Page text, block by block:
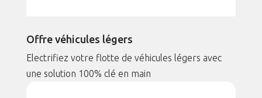
Offre véhicules légers
Electrifiez votre flotte de véhicules légers avec
une solution 100% clé en main